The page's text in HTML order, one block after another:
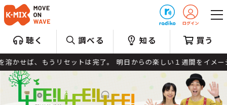
聴く 調べる 知る 買う
、もうリセットは完了。 明日からの楽しい１週間をイメージ